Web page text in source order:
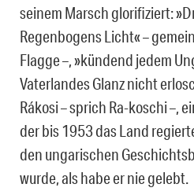
seinem Marsch gloriﬁziert:
Regenbogens Licht« –
Flagge –, »kündend jedem
Vaterlandes Glanz nicht
Rákosi – sprich Ra-koschi –,
der bis 1953 das Land
den ungarischen
wurde, als habe er nie gelebt.